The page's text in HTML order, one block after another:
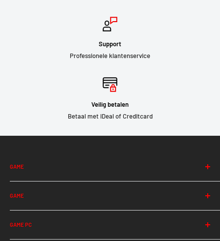
Support
Professionele klantenservice
Veilig betalen
Betaal met iDeal of Creditcard
GAME
Albion
Among Us
Apex Legends
Ark
Assasins Creed (Valhalla)
GAME
Halo Infinite
Hearthstone
GAME PC